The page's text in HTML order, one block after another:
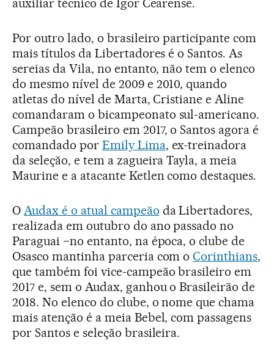
auxiliar técnico de Igor Cearense.
Por outro lado, o brasileiro participante com
mais títulos da Libertadores é o Santos. As
sereias da Vila, no entanto, não tem o elenco
do mesmo nível de 2009 e 2010, quando
atletas do nível de Marta, Cristiane e Aline
comandaram o bicampeonato sul-americano.
Campeão brasileiro em 2017, o Santos agora é
comandado por Emily Lima, ex-treinadora
da seleção, e tem a zagueira Tayla, a meia
Maurine e a atacante Ketlen como destaques.
O Audax é o atual campeão da Libertadores,
realizada em outubro do ano passado no
Paraguai –no entanto, na época, o clube de
Osasco mantinha parceria com oCorinthians,
que também foi vice-campeão brasileiro em
2017 e, sem o Audax, ganhou o Brasileirão de
2018. No elenco do clube, o nome que chama
mais atenção é a meia Bebel, com passagens
por Santos e seleção brasileira.